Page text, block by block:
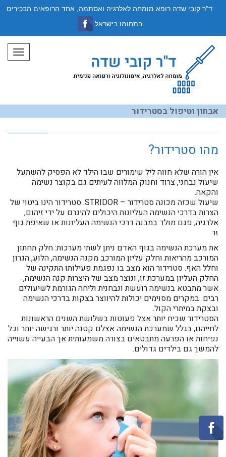
תפריט
אבחון וטיפול בסטרידור
מהו סטרידור?
אין הורה שלא חווה ליל שימורים שבו הילד לא הפסיק להשתעל
שיעול נבחני, צרוד וחנוק המלווה לעיתים גם בקוצר נשימה
והקאה.
שיעול שכזה מכונה סטרידור – STRIDOR. סטרידור הינו ביטוי של
הצרות בדרכי הנשימה העליונות היכולים להיגרם על ידי זיהום,
אלרגיה, פגם מולד במבנה דרכי הנשימה העליונות או שאיפת גוף
זר.
את מערכת הנשימה בגוף האדם ניתן לשתי מערכות: חלק תחתון
המורכב מהריאות וחלק עליון המורכב מקנה הנשימה, הלוע, הגרון
וחלל האף. סטרידור הוא מצב בו נפגמת פעילותו התקינה של
החלק העליון במערכת זו, ונוצר מצב של היצרות קנה הנשימה,
אשר מתבטא בנשימה רועשת ונבחנית וליחה הגורמת לשיעולים
רבים. במקרים מסוימים יכולות להיווצר בצקות בדרכי הנשימה
ובצקת במיתרי הקול.
הסטרידור שכיח יותר אצל פעוטות בשלושת השנים הראשונות
לחייהם, בגלל שמערכת הנשימה אצלם קטנה יותר ורגישה יותר וכל
נפיחות או הפרעה מתבטאים בצורה משמעותית אך הבעייה עשוייה
להמשך גם בילדים גדולים.
ד"ר קובי שדה רופא מומחה לאלרגיה ואסתמה, אחד הרופאים הבכירים
בתחומו בישראל